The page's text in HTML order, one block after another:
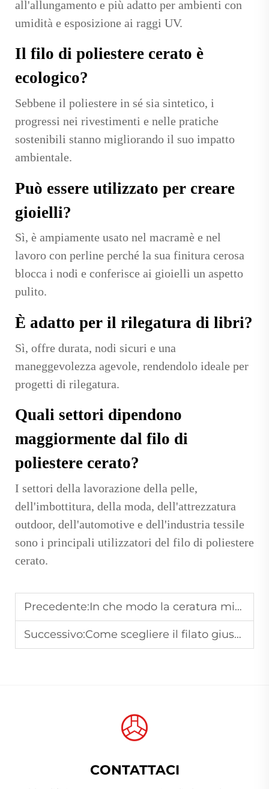
all'allungamento e più adatto per ambienti con
umidità e esposizione ai raggi UV.
Il filo di poliestere cerato è
ecologico?
Sebbene il poliestere in sé sia sintetico, i
progressi nei rivestimenti e nelle pratiche
sostenibili stanno migliorando il suo impatto
ambientale.
Può essere utilizzato per creare
gioielli?
Sì, è ampiamente usato nel macramè e nel
lavoro con perline perché la sua finitura cerosa
blocca i nodi e conferisce ai gioielli un aspetto
pulito.
È adatto per il rilegatura di libri?
Sì, offre durata, nodi sicuri e una
maneggevolezza agevole, rendendolo ideale per
progetti di rilegatura.
Quali settori dipendono
maggiormente dal filo di
poliestere cerato?
I settori della lavorazione della pelle,
dell'imbottitura, della moda, dell'attrezzatura
outdoor, dell'automotive e dell'industria tessile
sono i principali utilizzatori del filo di poliestere
cerato.
Precedente:In che modo la ceratura migliora le prestazioni del filato di poliestere?
Successivo:Come scegliere il filato giusto per ricamo su diversi tessuti
CONTATTACI